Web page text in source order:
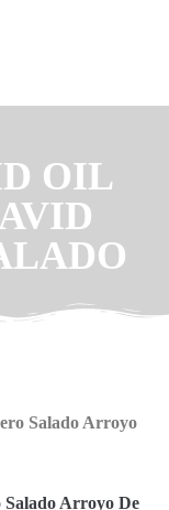
OIL
Salado Arroyo
Arroyo De